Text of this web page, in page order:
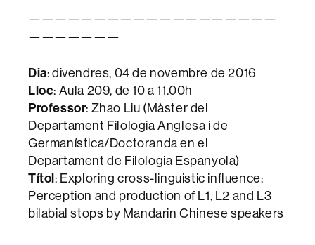
———————————————————
———————
Dia: divendres, 04 de novembre de 2016
Lloc: Aula 209, de 10 a 11.00h
Professor: Zhao Liu (Màster del
Departament Filologia Anglesa i de
Germanística/Doctoranda en el
Departament de Filologia Espanyola)
Títol: Exploring cross-linguistic influence:
Perception and production of L1, L2 and L3
bilabial stops by Mandarin Chinese speakers